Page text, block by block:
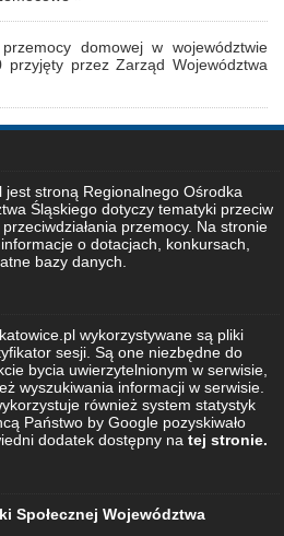
przemocy domowej w województwie
przez Zarząd Województwa
stroną Regionalnego Ośrodka
Śląskiego dotyczy tematyki przeciw
przemocy. Na stronie
o dotacjach, konkursach,
bazy danych.
wykorzystywane są pliki
sesji. Są one niezbędne do
bycia uwierzytelnionym w serwisie,
wyszukiwania informacji w serwisie.
również system statystyk
Państwo by Google pozyskiwało
dodatek dostępny na tej stronie.
Społecznej Województwa